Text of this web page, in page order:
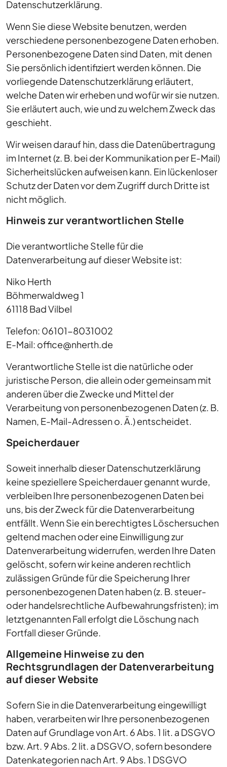
Datenschutzerklärung.
Wenn Sie diese Website benutzen, werden
verschiedene personenbezogene Daten erhoben.
Personenbezogene Daten sind Daten, mit denen
Sie persönlich identifiziert werden können. Die
vorliegende Datenschutzerklärung erläutert,
welche Daten wir erheben und wofür wir sie nutzen.
Sie erläutert auch, wie und zu welchem Zweck das
geschieht.
Wir weisen darauf hin, dass die Datenübertragung
im Internet (z. B. bei der Kommunikation per E-Mail)
Sicherheitslücken aufweisen kann. Ein lückenloser
Schutz der Daten vor dem Zugriff durch Dritte ist
nicht möglich.
Hinweis zur verantwortlichen Stelle
Die verantwortliche Stelle für die
Datenverarbeitung auf dieser Website ist:
Niko Herth
Böhmerwaldweg 1
61118 Bad Vilbel
Telefon: 06101-8031002
E-Mail: office@nherth.de
Verantwortliche Stelle ist die natürliche oder
juristische Person, die allein oder gemeinsam mit
anderen über die Zwecke und Mittel der
Verarbeitung von personenbezogenen Daten (z. B.
Namen, E-Mail-Adressen o. Ä.) entscheidet.
Speicherdauer
Soweit innerhalb dieser Datenschutzerklärung
keine speziellere Speicherdauer genannt wurde,
verbleiben Ihre personenbezogenen Daten bei
uns, bis der Zweck für die Datenverarbeitung
entfällt. Wenn Sie ein berechtigtes Löschersuchen
geltend machen oder eine Einwilligung zur
Datenverarbeitung widerrufen, werden Ihre Daten
gelöscht, sofern wir keine anderen rechtlich
zulässigen Gründe für die Speicherung Ihrer
personenbezogenen Daten haben (z. B. steuer-
oder handelsrechtliche Aufbewahrungsfristen); im
letztgenannten Fall erfolgt die Löschung nach
Fortfall dieser Gründe.
Allgemeine Hinweise zu den
Rechtsgrundlagen der Datenverarbeitung
auf dieser Website
Sofern Sie in die Datenverarbeitung eingewilligt
haben, verarbeiten wir Ihre personenbezogenen
Daten auf Grundlage von Art. 6 Abs. 1 lit. a DSGVO
bzw. Art. 9 Abs. 2 lit. a DSGVO, sofern besondere
Datenkategorien nach Art. 9 Abs. 1 DSGVO